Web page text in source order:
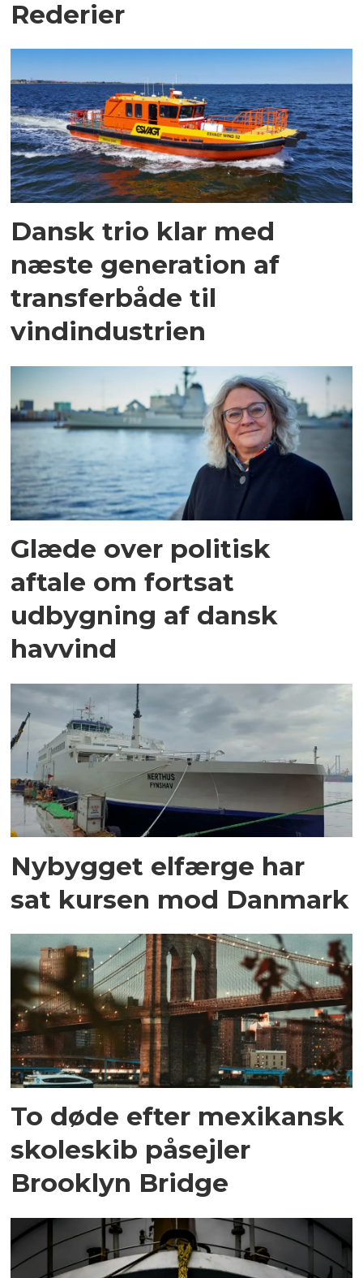
Rederier
Dansk trio klar med
næste generation af
transferbåde til
vindindustrien
Glæde over politisk
aftale om fortsat
udbygning af dansk
havvind
Nybygget elfærge har
sat kursen mod Danmark
To døde efter mexikansk
skoleskib påsejler
Brooklyn Bridge